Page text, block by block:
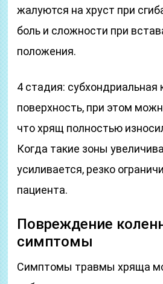
жалуются на хруст при
боль и сложности при
положения.
4 стадия: субхондриальная
поверхность, при этом
что хрящ полностью
Когда такие зоны
усиливается, резко
пациента.
Повреждение
симптомы
Симптомы травмы хряща